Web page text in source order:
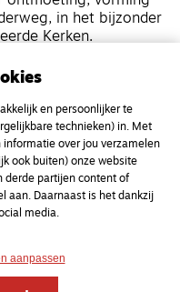
in het bijzonder
Kerken.
en persoonlijker te
technieken) in. Met
over jou verzamelen
ook buiten) onze website
derde partijen content of
aan. Daarnaast is het dankzij
media.
aanpassen